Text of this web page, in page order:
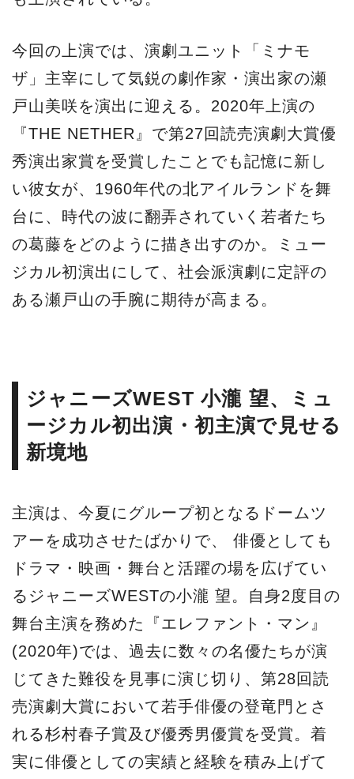
今回の上演では、演劇ユニット「ミナモ
ザ」主宰にして気鋭の劇作家・演出家の瀬
戸山美咲を演出に迎える。2020年上演の
『THE NETHER』で第27回読売演劇大賞優
秀演出家賞を受賞したことでも記憶に新し
い彼女が、1960年代の北アイルランドを舞
台に、時代の波に翻弄されていく若者たち
の葛藤をどのように描き出すのか。ミュー
ジカル初演出にして、社会派演劇に定評の
ある瀬戸山の手腕に期待が高まる。
ジャニーズWEST 小瀧 望、ミュ
ージカル初出演・初主演で見せる
新境地
主演は、今夏にグループ初となるドームツ
アーを成功させたばかりで、 俳優としても
ドラマ・映画・舞台と活躍の場を広げてい
るジャニーズWESTの小瀧 望。自身2度目の
舞台主演を務めた『エレファント・マン』
(2020年)では、過去に数々の名優たちが演
じてきた難役を見事に演じ切り、第28回読
売演劇大賞において若手俳優の登竜門とさ
れる杉村春子賞及び優秀男優賞を受賞。着
実に俳優としての実績と経験を積み上げて